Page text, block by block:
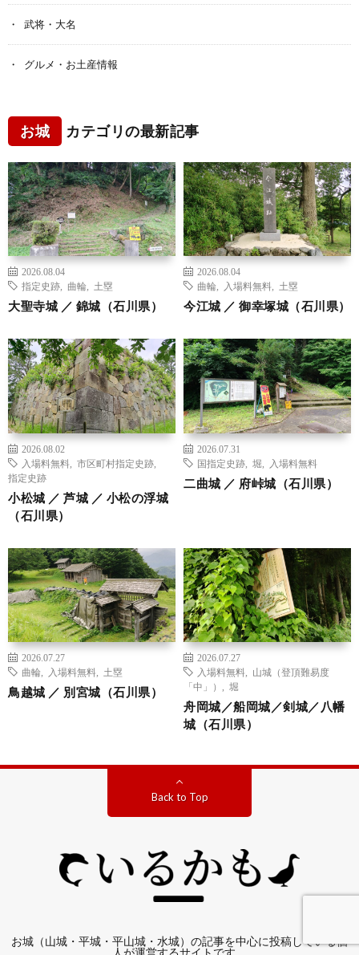
武将・大名
グルメ・お土産情報
お城 カテゴリの最新記事
2026.08.04
指定史跡
曲輪 土塁
大聖寺城 ／ 錦城（石川県）
2026.08.04
曲輪
入場料無料 土塁
今江城 ／ 御幸塚城（石川県）
2026.08.02
入場料無料
市区町村指定史跡
指定史跡
小松城 ／ 芦城 ／ 小松の浮城
（石川県）
2026.07.31
国指定史跡
堀 入場料無料
二曲城 ／ 府峠城（石川県）
2026.07.27
曲輪
入場料無料 土塁
鳥越城 ／ 別宮城（石川県）
2026.07.27
入場料無料
山城（登頂難易度
「中」）
堀
舟岡城／船岡城／剣城／八幡
城（石川県）
Back to Top
お城（山城・平城・平山城・水城）の記事を中心に投稿している個